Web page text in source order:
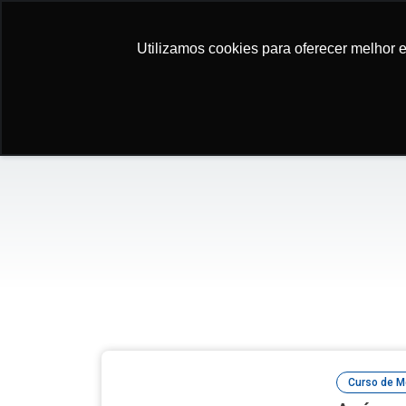
Utilizamos cookies para oferecer melhor
Utilizamos cookies para oferecer melhor
Curso de